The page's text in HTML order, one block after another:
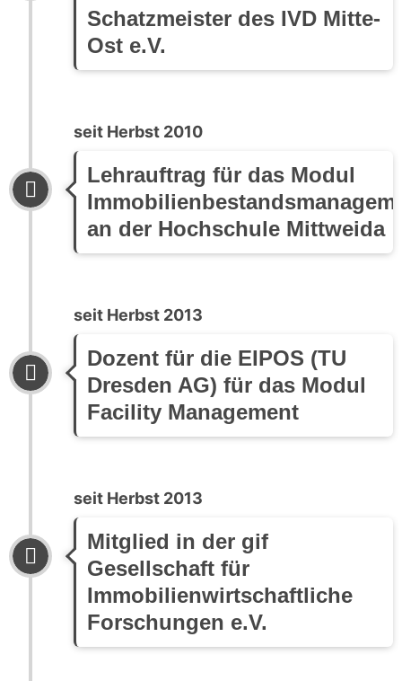
Schatzmeister des IVD Mitte-
Ost e.V.
seit Herbst 2010
Lehrauftrag für das Modul
an der Hochschule Mittweida
seit Herbst 2013
Dozent für die EIPOS (TU
Dresden AG) für das Modul
Facility Management
seit Herbst 2013
Mitglied in der gif
Gesellschaft für
Immobilienwirtschaftliche
Forschungen e.V.